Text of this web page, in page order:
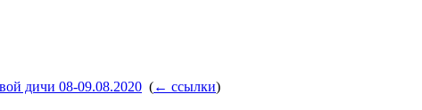
дичи 08-09.08.2020 (← ссылки)